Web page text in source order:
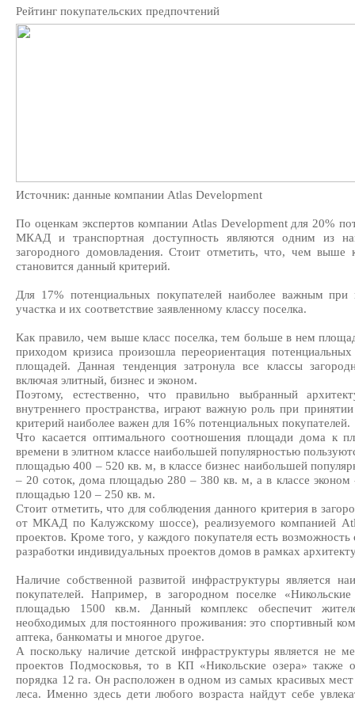
Рейтинг покупательских предпочтений
Источник: данные компании Atlas Development
По оценкам экспертов компании Atlas Development для 20%
МКАД и транспортная доступность являются одним из
загородного домовладения. Стоит отметить, что, чем выше
становится данный критерий.
Для 17% потенциальных покупателей наиболее важным
участка и их соответствие заявленному классу поселка.
Как правило, чем выше класс поселка, тем больше в нем
приходом кризиса произошла переориентация
площадей. Данная тенденция затронула все классы
включая элитный, бизнес и эконом.
Поэтому, естественно, что правильно выбранный
внутреннего пространства, играют важную роль при
критерий наиболее важен для 16% потенциальных покупателей.
Что касается оптимального соотношения площади дома к
времени в элитном классе наибольшей популярностью
площадью 400 – 520 кв. м, в классе бизнес наибольшей
– 20 соток, дома площадью 280 – 380 кв. м, а в классе
площадью 120 – 250 кв. м.
Стоит отметить, что для соблюдения данного критерия в
от МКАД по Калужскому шоссе), реализуемого компанией
проектов. Кроме того, у каждого покупателя есть
разработки индивидуальных проектов домов в рамках
Наличие собственной развитой инфраструктуры является
покупателей. Например, в загородном поселке
площадью 1500 кв.м. Данный комплекс обеспечит
необходимых для постоянного проживания: это спортивный
аптека, банкоматы и многое другое.
А поскольку наличие детской инфраструктуры является не
проектов Подмосковья, то в КП «Никольские озера» также
порядка 12 га. Он расположен в одном из самых красивых мест
леса. Именно здесь дети любого возраста найдут себе